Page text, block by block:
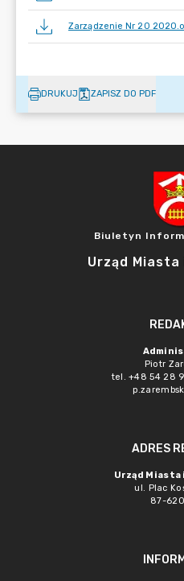
Zarządzenie Nr 20
DRUKUJ ZAPISZ DO PDF
Biuletyn
Urząd Miasta
Piotr
tel. +48 54 28
ADRES
Urząd Miasta
ul. Plac
87-620